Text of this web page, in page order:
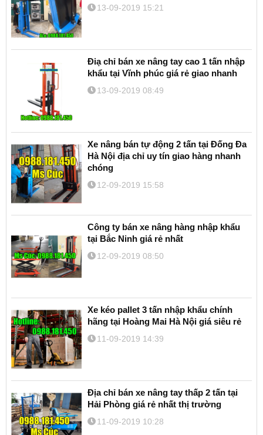
13-09-2019 15:21
Điạ chỉ bán xe nâng tay cao 1 tấn nhập
khẩu tại Vĩnh phúc giá rẻ giao nhanh
13-09-2019 08:49
Xe nâng bán tự động 2 tấn tại Đống Đa
Hà Nội địa chỉ uy tín giao hàng nhanh
chóng
12-09-2019 15:58
Công ty bán xe nâng hàng nhập khẩu
tại Bắc Ninh giá rẻ nhất
12-09-2019 08:50
Xe kéo pallet 3 tấn nhập khẩu chính
hãng tại Hoàng Mai Hà Nội giá siêu rẻ
11-09-2019 14:39
Địa chỉ bán xe nâng tay thấp 2 tấn tại
Hải Phòng giá rẻ nhất thị trường
11-09-2019 10:28